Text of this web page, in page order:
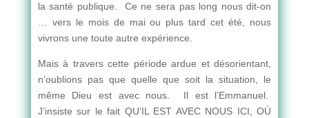
la santé publique. Ce ne sera pas long nous dit-on
… vers le mois de mai ou plus tard cet été, nous
vivrons une toute autre expérience.
Mais à travers cette période ardue et désorientant,
n’oublions pas que quelle que soit la situation, le
même Dieu est avec nous. Il est l’Emmanuel.
J’insiste sur le fait QU’IL EST AVEC NOUS ICI, OÙ